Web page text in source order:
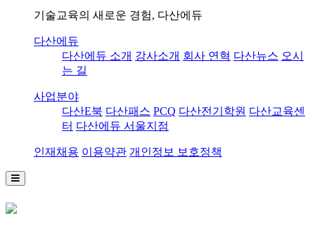
기술교육의 새로운 경험, 다산에듀
다산에듀
다산에듀 소개 강사소개 회사 연혁 다산뉴스 오시
는 길
사업분야
다산E북 다산패스 PCQ 다산전기학원 다산교육센
터 다산에듀 서울지점
인재채용 이용약관 개인정보 보호정책